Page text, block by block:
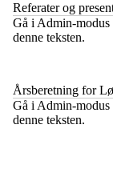
Referater og
​Gå i Admin-modus
denne teksten.
Årsberetning for
​Gå i Admin-modus
denne teksten.